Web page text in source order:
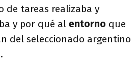
de tareas realizaba y
y por qué al entorno que
del seleccionado argentino